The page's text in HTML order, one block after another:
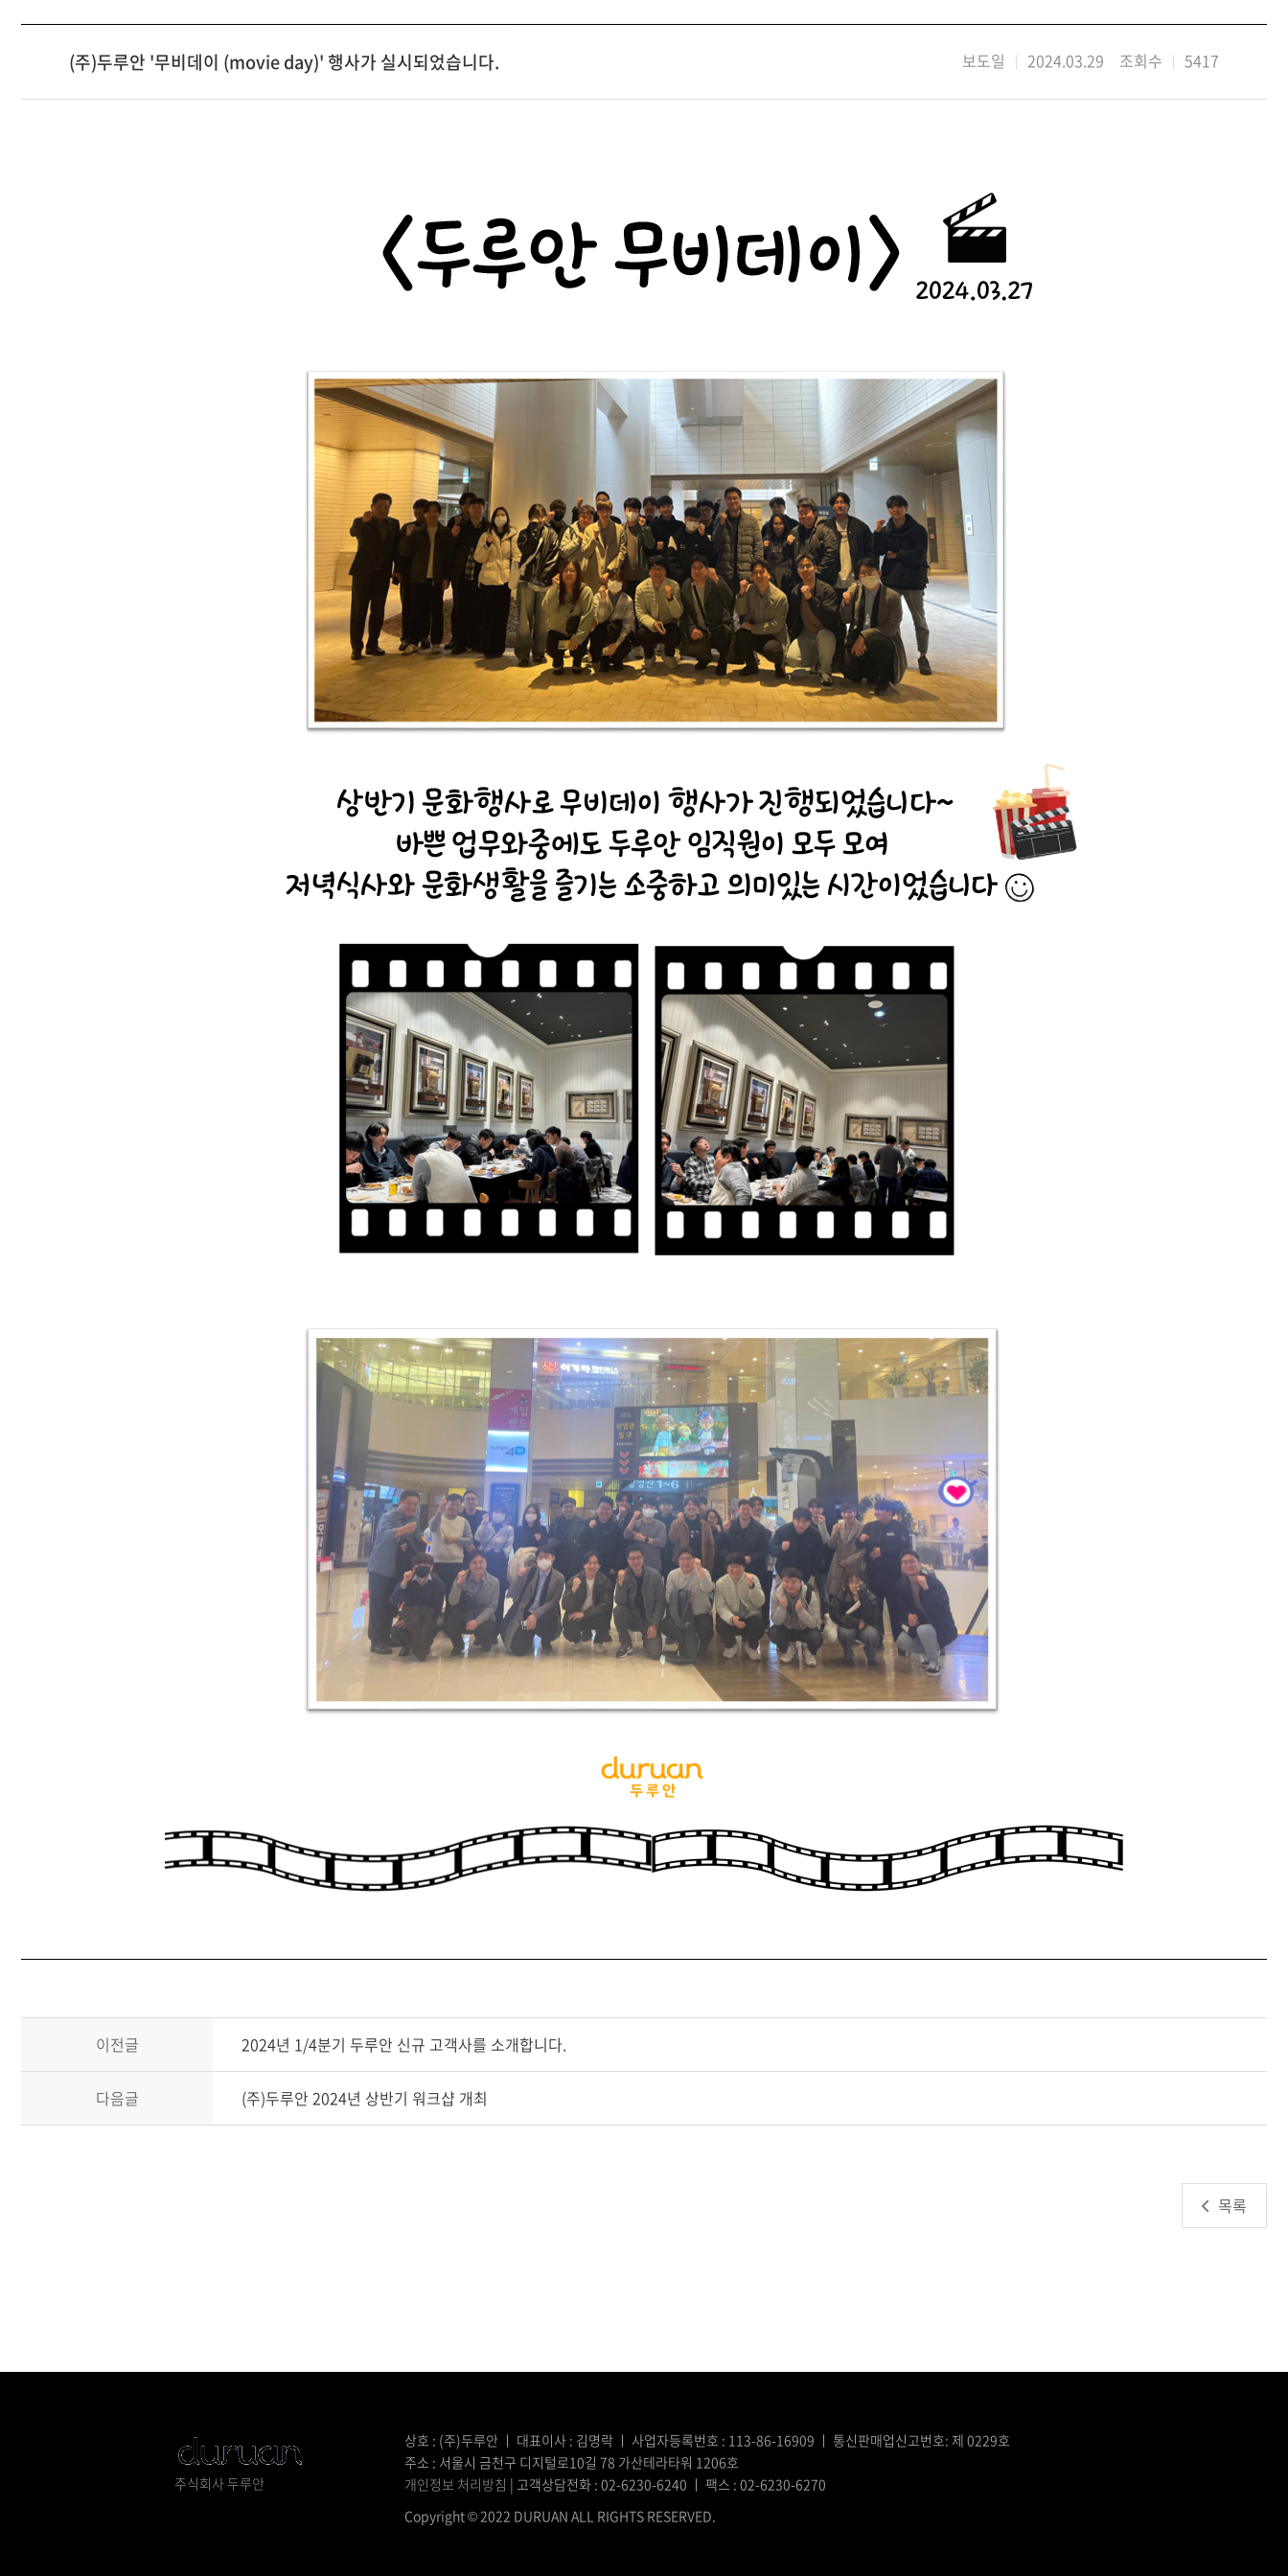
(주)두루안 '무비데이 (movie day)' 행사가 실시되었습니다. 보도일 | 2024.03.29 조회수 | 5417
이전글 2024년 1/4분기 두루안 신규 고객사를 소개합니다.
다음글 (주)두루안 2024년 상반기 워크샵 개최
목록
주식회사 두루안
상호 : (주)두루안 ㅣ 대표이사 : 김명락 ㅣ 사업자등록번호 : 113-86-16909 ㅣ 통신판매업신고번호: 제 0229호
주소 : 서울시 금천구 디지털로10길 78 가산테라타워 1206호
개인정보 처리방침 | 고객상담전화 : 02-6230-6240 ㅣ 팩스 : 02-6230-6270
Copyright © 2022 DURUAN ALL RIGHTS RESERVED.